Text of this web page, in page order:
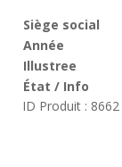
Siège social
Année
Illustree
État / Info
ID Produit : 8662